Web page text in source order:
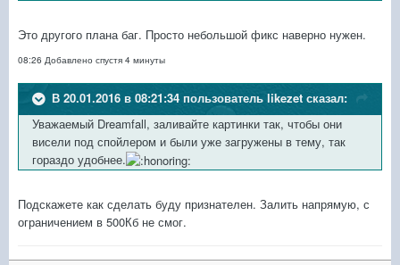
Это другого плана баг. Просто небольшой фикс наверно нужен.
08:26 Добавлено спустя 4 минуты
В 20.01.2016 в 08:21:34 пользователь likezet сказал:
Уважаемый Dreamfall, заливайте картинки так, чтобы они
висели под спойлером и были уже загружены в тему, так
гораздо удобнее.
Подскажете как сделать буду признателен. Залить напрямую, с
ограничением в 500Кб не смог.